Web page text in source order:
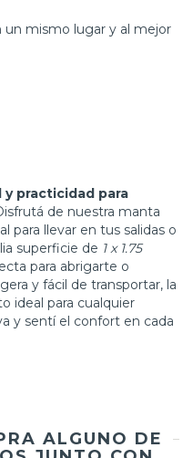
mismo lugar y al mejor
y practicidad para
de nuestra manta
para llevar en tus salidas o
superficie de 1 x 1.75
para abrigarte o
y fácil de transportar, la
ideal para cualquier
y sentí el confort en cada
ALGUNO DE